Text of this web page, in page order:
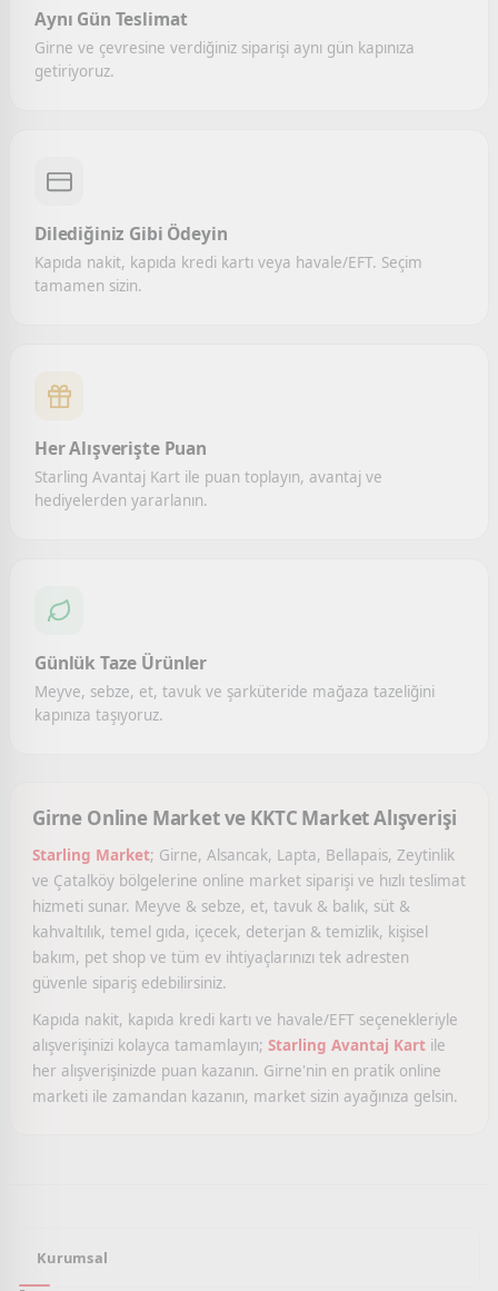
Aynı Gün Teslimat
Girne ve çevresine verdiğiniz siparişi aynı gün kapınıza
getiriyoruz.
Dilediğiniz Gibi Ödeyin
Kapıda nakit, kapıda kredi kartı veya havale/EFT. Seçim
tamamen sizin.
Her Alışverişte Puan
Starling Avantaj Kart ile puan toplayın, avantaj ve
hediyelerden yararlanın.
Günlük Taze Ürünler
Meyve, sebze, et, tavuk ve şarküteride mağaza tazeliğini
kapınıza taşıyoruz.
Girne Online Market ve KKTC Market Alışverişi
Starling Market; Girne, Alsancak, Lapta, Bellapais, Zeytinlik
ve Çatalköy bölgelerine online market siparişi ve hızlı teslimat
hizmeti sunar. Meyve & sebze, et, tavuk & balık, süt &
kahvaltılık, temel gıda, içecek, deterjan & temizlik, kişisel
bakım, pet shop ve tüm ev ihtiyaçlarınızı tek adresten
güvenle sipariş edebilirsiniz.
Kapıda nakit, kapıda kredi kartı ve havale/EFT seçenekleriyle
alışverişinizi kolayca tamamlayın; Starling Avantaj Kart ile
her alışverişinizde puan kazanın. Girne'nin en pratik online
marketi ile zamandan kazanın, market sizin ayağınıza gelsin.
Kurumsal